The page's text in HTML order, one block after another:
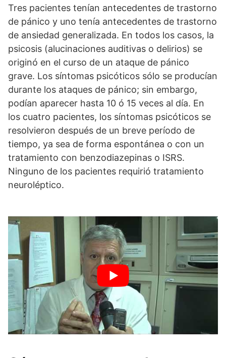
Tres pacientes tenían antecedentes de trastorno
de pánico y uno tenía antecedentes de trastorno
de ansiedad generalizada. En todos los casos, la
psicosis (alucinaciones auditivas o delirios) se
originó en el curso de un ataque de pánico
grave. Los síntomas psicóticos sólo se producían
durante los ataques de pánico; sin embargo,
podían aparecer hasta 10 ó 15 veces al día. En
los cuatro pacientes, los síntomas psicóticos se
resolvieron después de un breve período de
tiempo, ya sea de forma espontánea o con un
tratamiento con benzodiazepinas o ISRS.
Ninguno de los pacientes requirió tratamiento
neuroléptico.